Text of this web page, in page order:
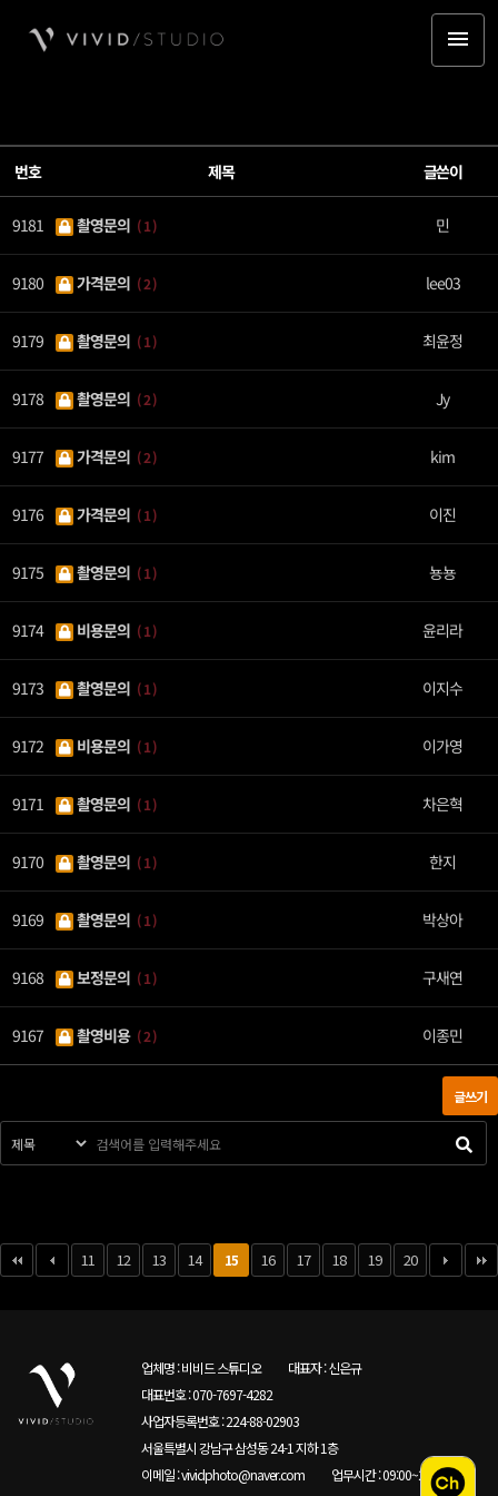
번호 제목 글쓴이
9181 촬영문의 ( 1 ) 민
9180 가격문의 ( 2 ) lee03
9179 촬영문의 ( 1 ) 최윤정
9178 촬영문의 ( 2 ) Jy
9177 가격문의 ( 2 ) kim
9176 가격문의 ( 1 ) 이진
9175 촬영문의 ( 1 ) 뇽뇽
9174 비용문의 ( 1 ) 윤리라
9173 촬영문의 ( 1 ) 이지수
9172 비용문의 ( 1 ) 이가영
9171 촬영문의 ( 1 ) 차은혁
9170 촬영문의 ( 1 ) 한지
9169 촬영문의 ( 1 ) 박상아
9168 보정문의 ( 1 ) 구새연
9167 촬영비용 ( 2 ) 이종민
글쓰기
11 12 13 14 15 16 17 18 19 20
업체명 : 비비드 스튜디오
대표자 : 신은규
대표번호 : 070-7697-4282
사업자등록번호 : 224-88-02903
서울특별시 강남구 삼성동 24-1 지하 1층
이메일 : vividphoto@naver.com
업무시간 : 09:00~22:00